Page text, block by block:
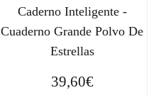
Caderno Inteligente -
Cuaderno Grande Polvo De
Estrellas
39,60€